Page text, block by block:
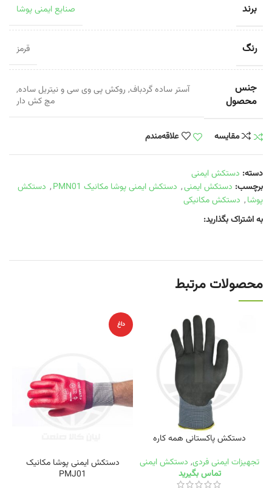
برند صنایع ایمنی پوشا
رنگ قرمز
جنس
محصول
آستر ساده گردباف, روکش پی وی سی و نیتریل ساده,
مچ کش دار
مقایسه علاقه‌مندم
دسته: دستکش ایمنی
برچسب: دستکش ایمنی, دستکش ایمنی پوشا مکانیک PMN01 , دستکش
پوشا, دستکش مکانیکی
به اشتراک بگذارید:
محصولات مرتبط
دستکش پاکستانی همه کاره
تجهیزات ایمنی فردی, دستکش ایمنی
تماس بگیرید
داغ
دستکش ایمنی پوشا مکانیک
PMJ01